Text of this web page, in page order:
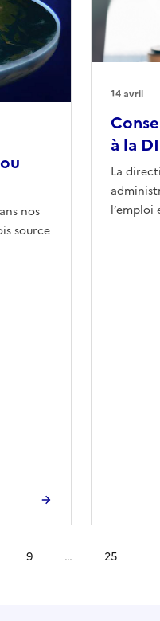
nos
source
à la
La
14 avril
9 … Aller à la
25